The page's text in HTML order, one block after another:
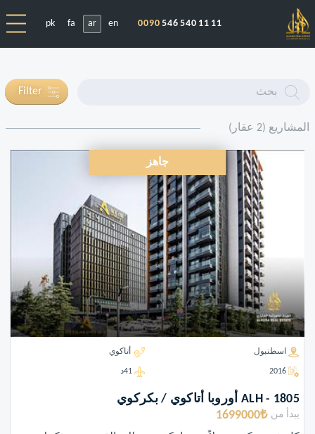
0090 546 540 11 11
en
ar
fa
pk
Enter
Filter
المشاريع (2 عقار)
جاهز
اسطنبول أتاكوي
2016 41د
ALH - 1805 أوروبا أتاكوي / بكركوي
يبدأ من 1699000₺